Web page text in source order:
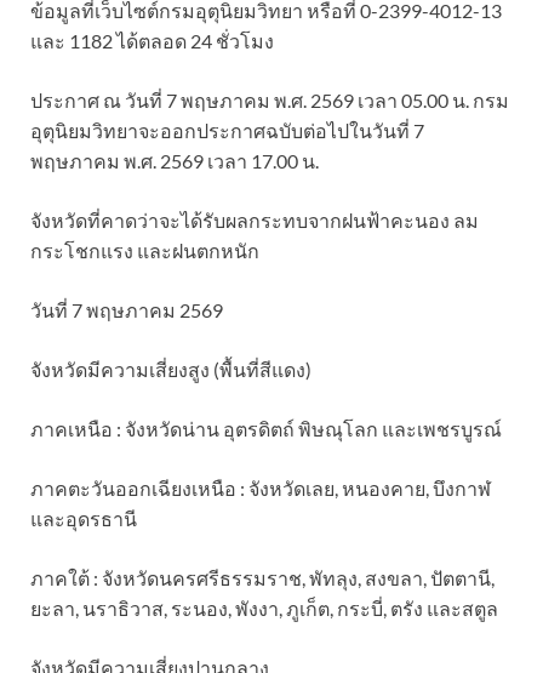
ข้อมูลที่เว็บไซต์กรมอุตุนิยมวิทยา หรือที่ 0-2399-4012-13
และ 1182 ได้ตลอด 24 ชั่วโมง
ประกาศ ณ วันที่ 7 พฤษภาคม พ.ศ. 2569 เวลา 05.00 น. กรม
อุตุนิยมวิทยาจะออกประกาศฉบับต่อไปในวันที่ 7
พฤษภาคม พ.ศ. 2569 เวลา 17.00 น.
จังหวัดที่คาดว่าจะได้รับผลกระทบจากฝนฟ้าคะนอง ลม
กระโชกแรง และฝนตกหนัก
วันที่ 7 พฤษภาคม 2569
จังหวัดมีความเสี่ยงสูง (พื้นที่สีแดง)
ภาคเหนือ : จังหวัดน่าน อุตรดิตถ์ พิษณุโลก และเพชรบูรณ์
ภาคตะวันออกเฉียงเหนือ : จังหวัดเลย, หนองคาย, บึงกาฬ
และอุดรธานี
ภาคใต้ : จังหวัดนครศรีธรรมราช, พัทลุง, สงขลา, ปัตตานี,
ยะลา, นราธิวาส, ระนอง, พังงา, ภูเก็ต, กระบี่, ตรัง และสตูล
จังหวัดมีความเสี่ยงปานกลาง